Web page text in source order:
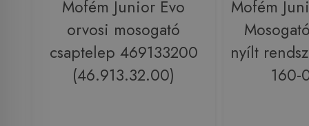
Mofém Junior Evo
orvosi mosogató
csaptelep 469133200
(46.913.32.00)
Mofém
nyílt
160-